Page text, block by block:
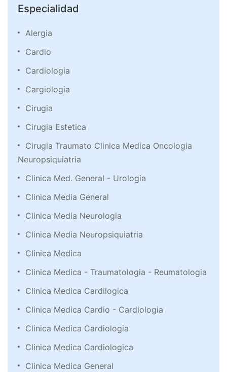
Especialidad
Alergia
Cardio
Cardiologia
Cargiologia
Cirugia
Cirugia Estetica
Cirugia Traumato Clinica Medica Oncologia
Neuropsiquiatria
Clinica Med. General - Urologia
Clinica Media General
Clinica Media Neurologia
Clinica Media Neuropsiquiatria
Clinica Medica
Clinica Medica - Traumatologia - Reumatologia
Clinica Medica Cardilogica
Clinica Medica Cardio - Cardiologia
Clinica Medica Cardiologia
Clinica Medica Cardiologica
Clinica Medica General